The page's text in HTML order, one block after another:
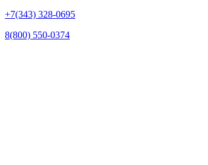
+7(343) 328-0695
8(800) 550-0374